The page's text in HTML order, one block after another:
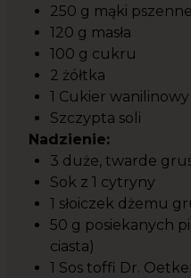
250 g mąki
120 g masła
100 g cukru
2 żółtka
1 Cukier
Szczypta soli
Nadzienie:
3 duże, twarde
Sok z 1 cytryny
1 słoiczek dżemu
50 g posiekanych
ciasta)
1 Sos toffi Dr.